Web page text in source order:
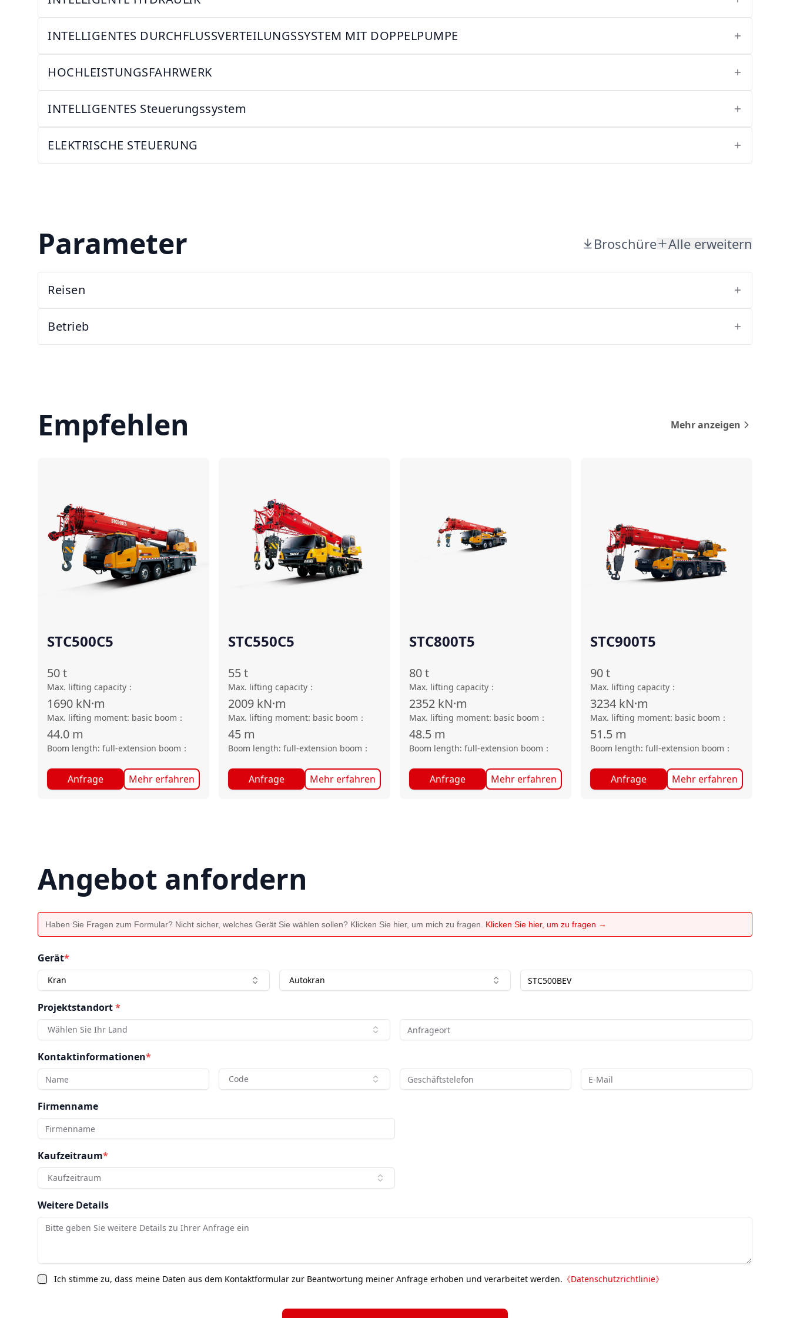
INTELLIGENTES DURCHFLUSSVERTEILUNGSSYSTEM MIT DOPPELPUMPE
HOCHLEISTUNGSFAHRWERK
INTELLIGENTES Steuerungssystem
ELEKTRISCHE STEUERUNG
Parameter Broschüre Alle erweitern
Reisen
Betrieb
Empfehlen Mehr anzeigen
STC500C5
50t
Max. lifting capacity ：
1690 kN·m
Max. lifting moment: basic boom ：
44.0 m
Boom length: full-extension boom ：
Anfrage Mehr erfahren
STC550C5
55t
Max. lifting capacity ：
2009 kN·m
Max. lifting moment: basic boom ：
45 m
Boom length: full-extension boom ：
Anfrage Mehr erfahren
STC800T5
80t
Max. lifting capacity ：
2352 kN·m
Max. lifting moment: basic boom ：
48.5 m
Boom length: full-extension boom ：
Anfrage Mehr erfahren
STC900T5
90t
Max. lifting capacity ：
3234 kN·m
Max. lifting moment: basic boom ：
51.5 m
Boom length: full-extension boom ：
Anfrage Mehr erfahren
Angebot anfordern
Haben Sie Fragen zum Formular? Nicht sicher, welches Gerät Sie wählen sollen? Klicken Sie hier, um mich zu fragen. Klicken Sie hier, um zu fragen →
Gerät*
Kran Autokran
Projektstandort*
Wählen Sie Ihr Land
Kontaktinformationen*
Code
Firmenname
Kaufzeitraum*
Kaufzeitraum
Weitere Details
Ich stimme zu, dass meine Daten aus dem Kontaktformular zur Beantwortung meiner Anfrage erhoben und verarbeitet werden. 《Datenschutzrichtlinie》